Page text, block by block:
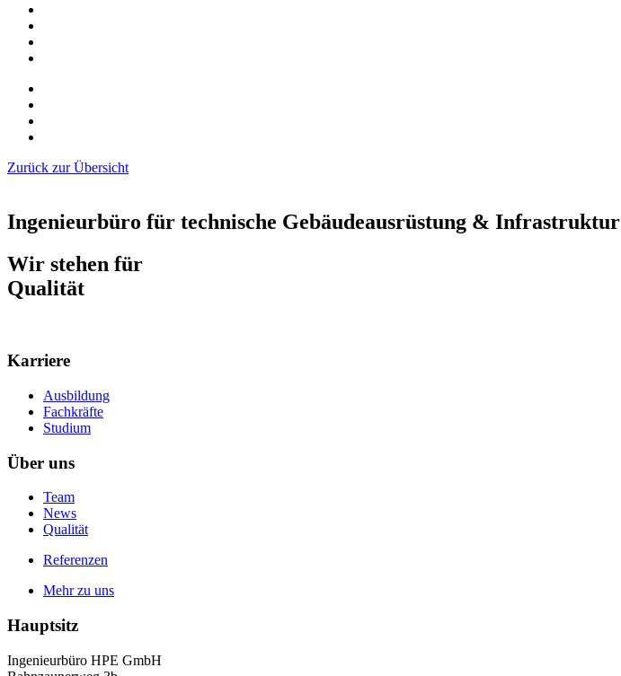
Zurück zur Übersicht
Ingenieurbüro für technische Gebäudeausrüstung & Infrastruktur
Wir stehen für
Verantwortung
Karriere
Ausbildung
Fachkräfte
Studium
Über uns
Team
News
Qualität
Referenzen
Mehr zu uns
Hauptsitz
Ingenieurbüro HPE GmbH